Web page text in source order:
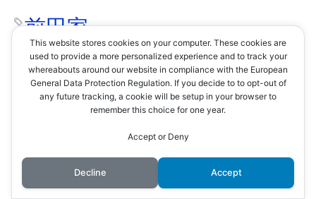
前田家
前田慶次(2)
剣術
加持祈祷(1)
This website stores cookies on your computer. These cookies are
used to provide a more personalized experience and to track your
whereabouts around our website in compliance with the European
General Data Protection Regulation. If you decide to to opt-out of
any future tracking, a cookie will be setup in your browser to
remember this choice for one year.
Accept or Deny
Decline Accept